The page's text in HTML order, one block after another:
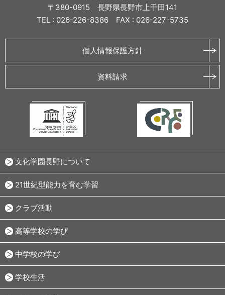
〒380-0915 長野県長野市上千田141
TEL : 026-226-8386 FAX : 026-227-5735
個人情報保護方針
資料請求
文化学園長野について
21世紀型能力を育む学習
クラブ活動
高等学校の学び
中学校の学び
学校生活